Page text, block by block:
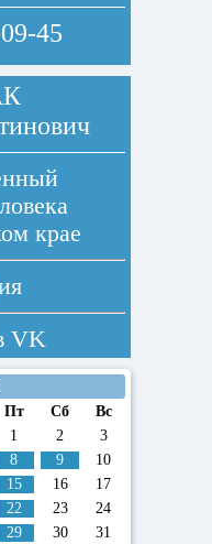
45
крае
VK
Пт Сб
Вс
1
2
3
8 9
10
15 16
17
22 23
24
29 30 31